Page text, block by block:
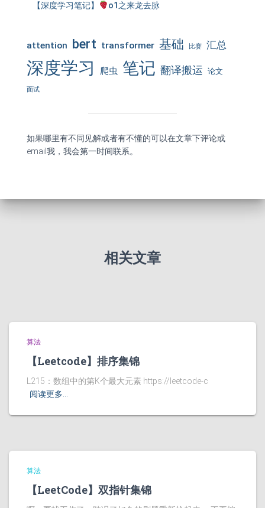
【深度学习笔记】 o1之来龙去脉
attention bert transformer 基础 比赛 汇总
深度学习 爬虫 笔记 翻译搬运 论文
面试
如果哪里有不同见解或者有不懂的可以在文章下评论或
email我，我会第一时间联系。
相关文章
算法
【Leetcode】排序集锦
L215：数组中的第K个最大元素 https://leetcode-c
阅读更多…
算法
【LeetCode】双指针集锦